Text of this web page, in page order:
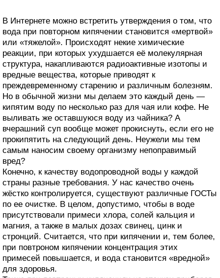
В Интернете можно встретить утверждения о том, что
вода при повторном кипячении становится «мертвой»
или «тяжелой». Происходят некие химические
реакции, при которых ухудшается её молекулярная
структура, накапливаются радиоактивные изотопы и
вредные вещества, которые приводят к
преждевременному старению и различным болезням.
Но в обычной жизни мы делаем это каждый день —
кипятим воду по несколько раз для чая или кофе. Не
выливать же оставшуюся воду из чайника? А
вчерашний суп вообще может прокиснуть, если его не
прокипятить на следующий день. Неужели мы тем
самым наносим своему организму непоправимый
вред?
Конечно, к качеству водопроводной воды у каждой
страны разные требования. У нас качество очень
жёстко контролируется, существуют различные ГОСТы
по ее очистке. В целом, допустимо, чтобы в воде
присутствовали примеси хлора, солей кальция и
магния, а также в малых дозах свинец, цинк и
стронций. Считается, что при кипячении и, тем более,
при повтроном кипячении концентрация этих
примесей повышается, и вода становится «вредной»
для здоровья.